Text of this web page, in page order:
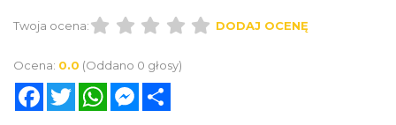
Po wystygnięciu posmarować masą i sklejać po
Można ozdobić np. naklejając połówkę orzecha.
Twoja ocena: DODAJ OCENĘ
Ocena: 0.0 (Oddano 0 głosy)
FacebookTwitterWhatsAppMessenger